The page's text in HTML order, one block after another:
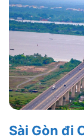
Sài Gòn đi